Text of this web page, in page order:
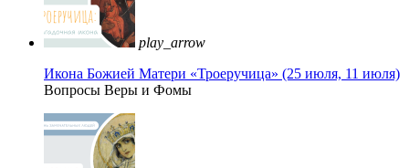
play_arrow
Икона Божией Матери «Троеручица» (25 июля, 11 июля)
Вопросы Веры и Фомы